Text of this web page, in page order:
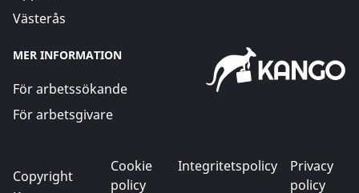
Västerås
MER INFORMATION
För arbetssökande
För arbetsgivare
Copyright
Cookie
policy
Integritetspolicy
Privacy
policy